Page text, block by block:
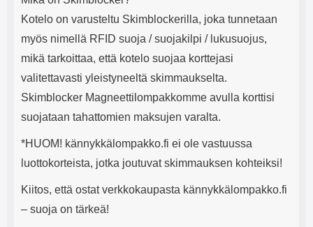
Kotelo on varusteltu Skimblockerilla, joka tunnetaan
myös nimellä RFID suoja / suojakilpi / lukusuojus,
mikä tarkoittaa, että kotelo suojaa korttejasi
valitettavasti yleistyneeltä skimmaukselta.
Skimblocker Magneettilompakkomme avulla korttisi
suojataan tahattomien maksujen varalta.
*HUOM! kännykkälompakko.fi ei ole vastuussa
luottokorteista, jotka joutuvat skimmauksen kohteiksi!
Kiitos, että ostat verkkokaupasta kännykkälompakko.fi
– suoja on tärkeä!